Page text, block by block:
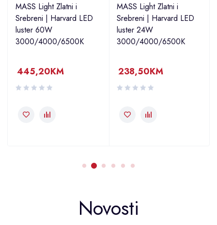
MASS Light Zlatni i
Srebreni | Harvard LED
luster 60W
3000/4000/6500K
445,20KM
MASS Light Zlatni i
Srebreni | Harvard LED
luster 24W
3000/4000/6500K
238,50KM
Novosti